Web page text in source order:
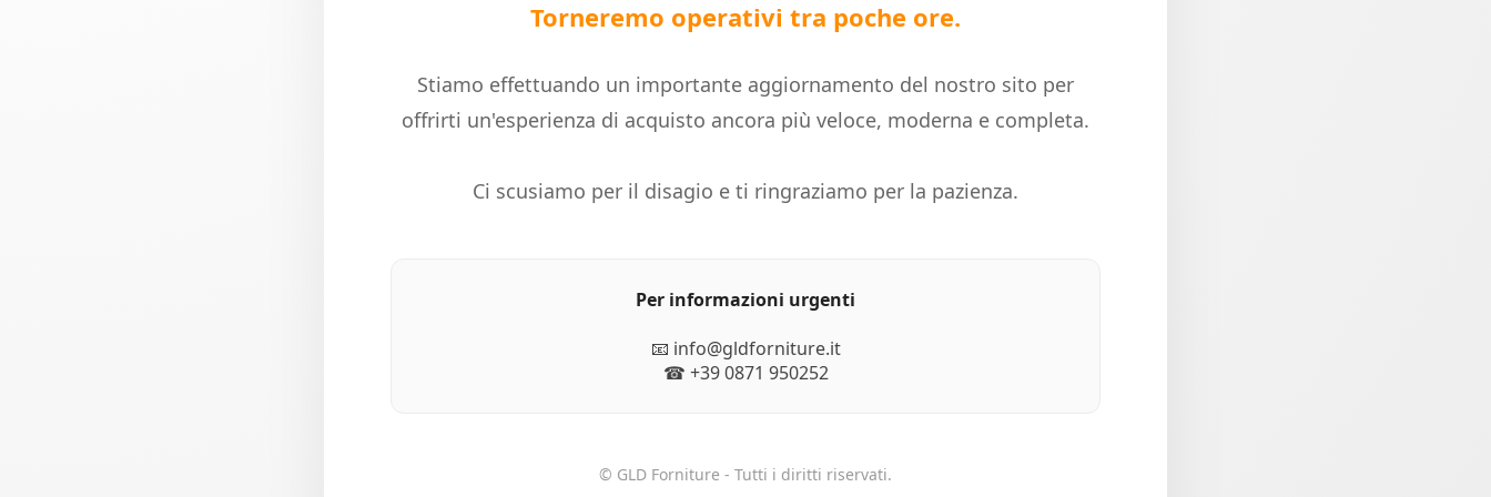
Torneremo operativi tra poche ore.
Stiamo effettuando un importante aggiornamento del nostro sito per
offrirti un'esperienza di acquisto ancora più veloce, moderna e completa.
Ci scusiamo per il disagio e ti ringraziamo per la pazienza.
Per informazioni urgenti
📧 info@gldforniture.it
☎ +39 0871 950252
© GLD Forniture - Tutti i diritti riservati.